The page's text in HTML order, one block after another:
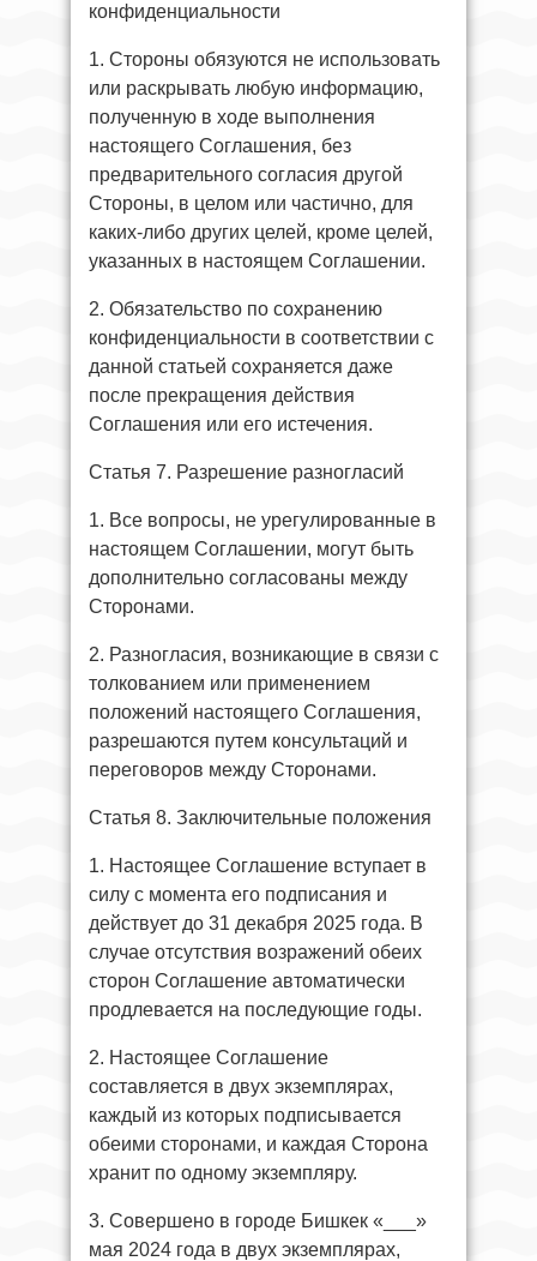
конфиденциальности
1. Стороны обязуются не использовать
или раскрывать любую информацию,
полученную в ходе выполнения
настоящего Соглашения, без
предварительного согласия другой
Стороны, в целом или частично, для
каких-либо других целей, кроме целей,
указанных в настоящем Соглашении.
2. Обязательство по сохранению
конфиденциальности в соответствии с
данной статьей сохраняется даже
после прекращения действия
Соглашения или его истечения.
Статья 7. Разрешение разногласий
1. Все вопросы, не урегулированные в
настоящем Соглашении, могут быть
дополнительно согласованы между
Сторонами.
2. Разногласия, возникающие в связи с
толкованием или применением
положений настоящего Соглашения,
разрешаются путем консультаций и
переговоров между Сторонами.
Статья 8. Заключительные положения
1. Настоящее Соглашение вступает в
силу с момента его подписания и
действует до 31 декабря 2025 года. В
случае отсутствия возражений обеих
сторон Соглашение автоматически
продлевается на последующие годы.
2. Настоящее Соглашение
составляется в двух экземплярах,
каждый из которых подписывается
обеими сторонами, и каждая Сторона
хранит по одному экземпляру.
3. Совершено в городе Бишкек «___»
мая 2024 года в двух экземплярах,